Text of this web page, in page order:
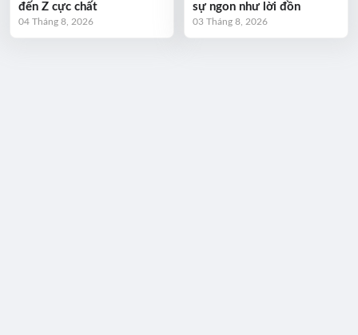
đến Z cực chất
04 Tháng 8, 2026
sự ngon như lời đồn
03 Tháng 8, 2026